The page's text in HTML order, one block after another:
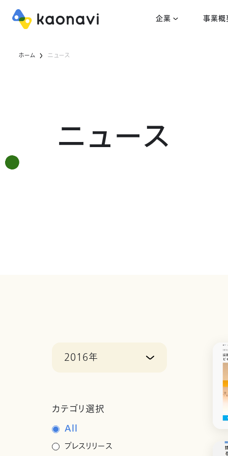
企業 事業概
ホーム ニュース
ニュース
2016年
カテゴリ選択
All
プレスリリース